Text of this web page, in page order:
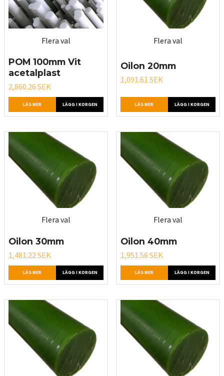
Flera val
POM 100mm Vit
acetalplast
2,860.26 SEK
LÄS MER LÄGG I KORGEN
Flera val
Oilon 20mm
1,091.61 SEK
LÄS MER LÄGG I KORGEN
Flera val
Oilon 30mm
1,481.22 SEK
LÄS MER LÄGG I KORGEN
Flera val
Oilon 40mm
1,951.56 SEK
LÄS MER LÄGG I KORGEN